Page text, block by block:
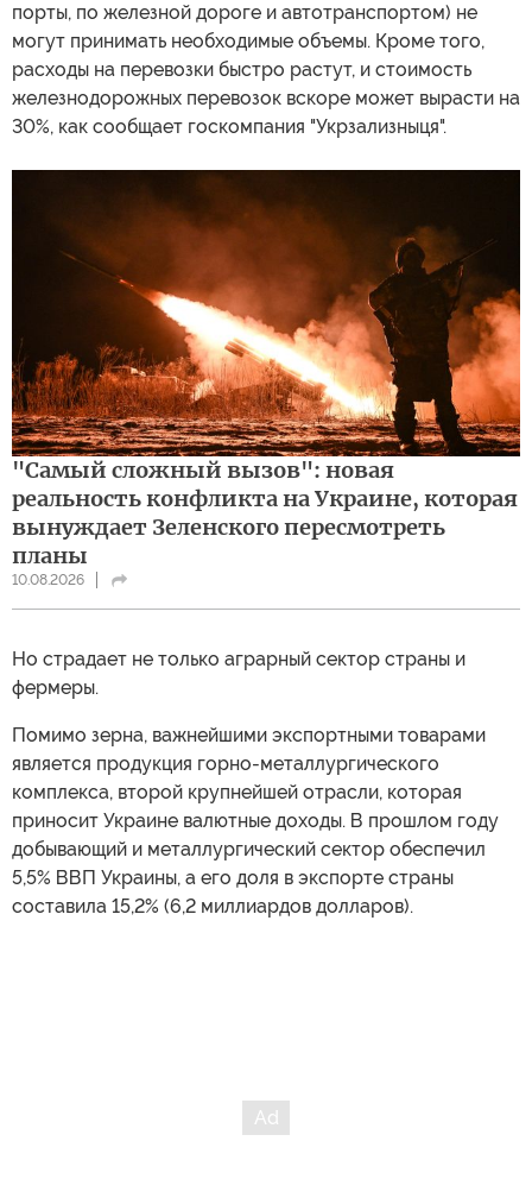
порты, по железной дороге и автотранспортом) не
могут принимать необходимые объемы. Кроме того,
расходы на перевозки быстро растут, и стоимость
железнодорожных перевозок вскоре может вырасти на
30%, как сообщает госкомпания "Укрзализныця".
"Самый сложный вызов": новая
реальность конфликта на Украине, которая
вынуждает Зеленского пересмотреть
планы
10.08.2026
Но страдает не только аграрный сектор страны и
фермеры.
Помимо зерна, важнейшими экспортными товарами
является продукция горно-металлургического
комплекса, второй крупнейшей отрасли, которая
приносит Украине валютные доходы. В прошлом году
добывающий и металлургический сектор обеспечил
5,5% ВВП Украины, а его доля в экспорте страны
составила 15,2% (6,2 миллиардов долларов).